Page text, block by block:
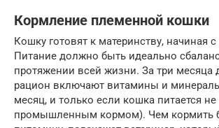
Кормление племенной кошки
Кошку готовят к материнству, начиная
Питание должно быть идеально
протяжении всей жизни. За три месяца
рацион включают витамины и
месяц, и только если кошка питается не
промышленным кормом). Чем кормить